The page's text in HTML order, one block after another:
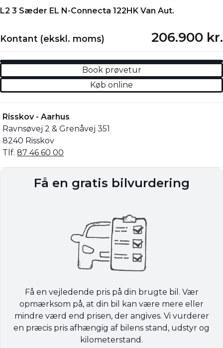
L2 3 Sæder EL N-Connecta 122HK Van Aut.
Kontant (ekskl. moms) 206.900 kr.
Book prøvetur
Køb online
Risskov - Aarhus
Ravnsøvej 2 & Grenåvej 351
8240 Risskov
Tlf.87 46 60 00
Få en gratis bilvurdering
Få en vejledende pris på din brugte bil. Vær
opmærksom på, at din bil kan være mere eller
mindre værd end prisen, der angives. Vi vurderer
en præcis pris afhængig af bilens stand, udstyr og
kilometerstand.